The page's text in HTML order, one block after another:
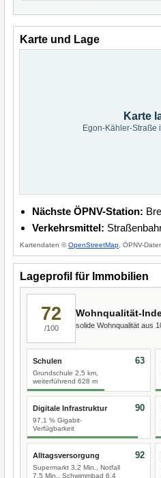
Karte und Lage
Karte
Egon-Kähler-Straße
Nächste ÖPNV-Station:
Verkehrsmittel:
Kartendaten ©OpenStreetMap , ÖPNV-
Lageprofil für Immobilien
72
/100
Wohnqualität-
solide Wohnqualität aus
Schulen
Grundschule 2,5 km,
weiterführend 628 m
63
Digitale Infrastruktur
97,1 % Gigabit-
Verfügbarkeit
90
Alltagsversorgung
Supermarkt 3,2 Min., Notfall
7,5 Min., Schwimmbad 6,4
92